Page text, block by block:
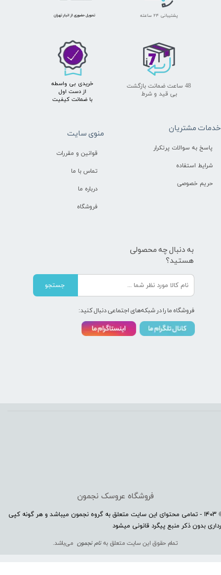
فروشگاه عروسک نجمون
© ۱۴۰۳ - تمامی محتوای این سایت متعلق به گروه نجمون میباشد و هر گونه کپی
بدون ذکر منبع پیگرد قانونی میشود​​​​​​​
تمام حقوق این سایت متعلق بهنام نجمون می‌باشد.
پشتیبانی ۲۴ ساعته ​تحویل حضوری از انبار تهران
48 ساعت ضمانت بازگشت
بی قید و شرط
خریدی بی واسطه
از دست اول
با ضمانت کیفیت
خدمات مشتریان
پاسخ به سوالات پرتکرار
شرایط استفاده
حریم خصوصی
منوی سایت
قوانین و مقررات
تماس با ما
درباره ما
فروشگاه
به دنبال چه محصولی
هستید؟
جستجو
فروشگاه ما را در شبکه‌های اجتماعی دنبال کنید: